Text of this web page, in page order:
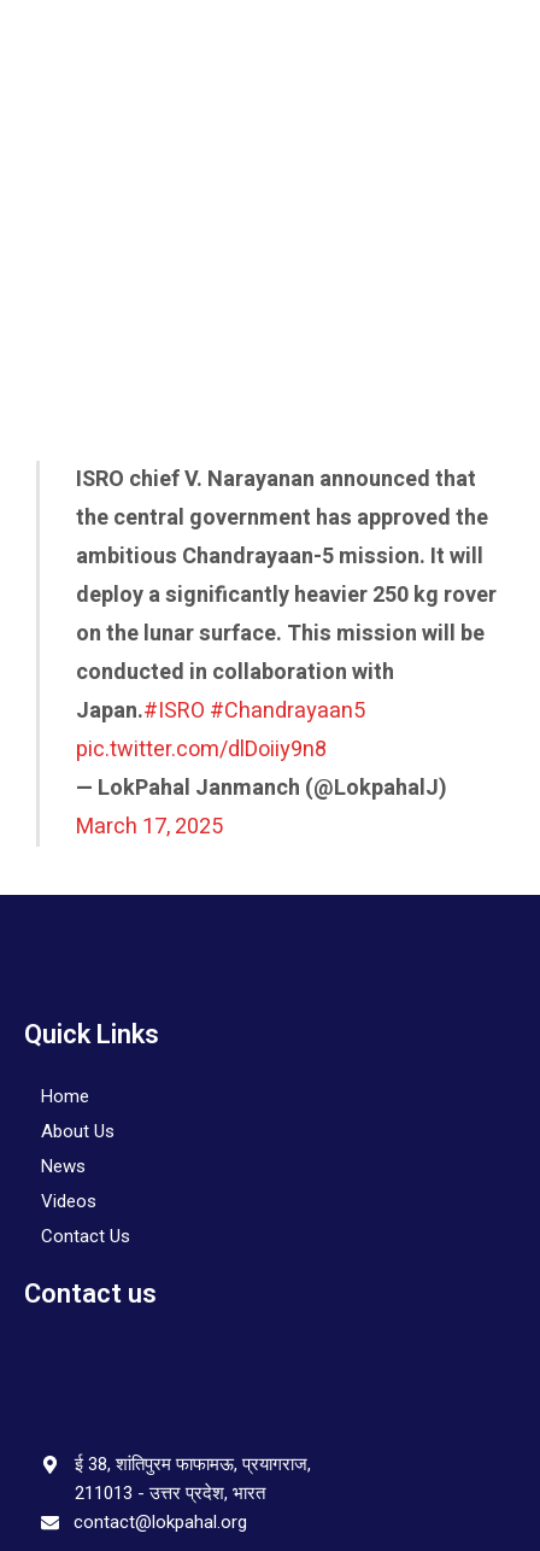
ISRO chief V. Narayanan announced that
the central government has approved the
ambitious Chandrayaan-5 mission. It will
deploy a significantly heavier 250 kg rover
on the lunar surface. This mission will be
conducted in collaboration with
Japan.#ISRO #Chandrayaan5
pic.twitter.com/dlDoiiy9n8
— LokPahal Janmanch (@LokpahalJ)
March 17, 2025
Quick Links
Home
About Us
News
Videos
Contact Us
Contact us
ई 38, शांतिपुरम फाफामऊ, प्रयागराज,
211013 - उत्तर प्रदेश, भारत
contact@lokpahal.org